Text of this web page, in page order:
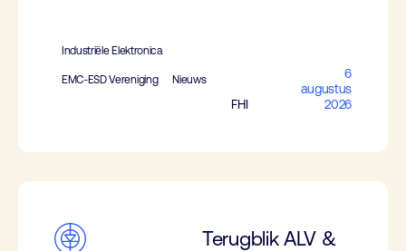
Industriële Elektronica
EMC-ESD Vereniging Nieuws
FHI
6
augustus
2026
Terugblik ALV &